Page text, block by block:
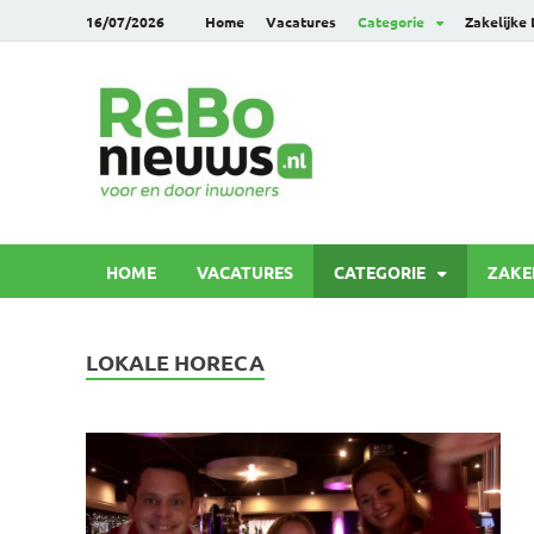
16/07/2026 Home Vacatures Categorie Zakelijke
HOME VACATURES CATEGORIE
LOKALE HORECA